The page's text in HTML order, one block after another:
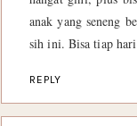
anak yang seneng
sih ini. Bisa tiap
REPLY